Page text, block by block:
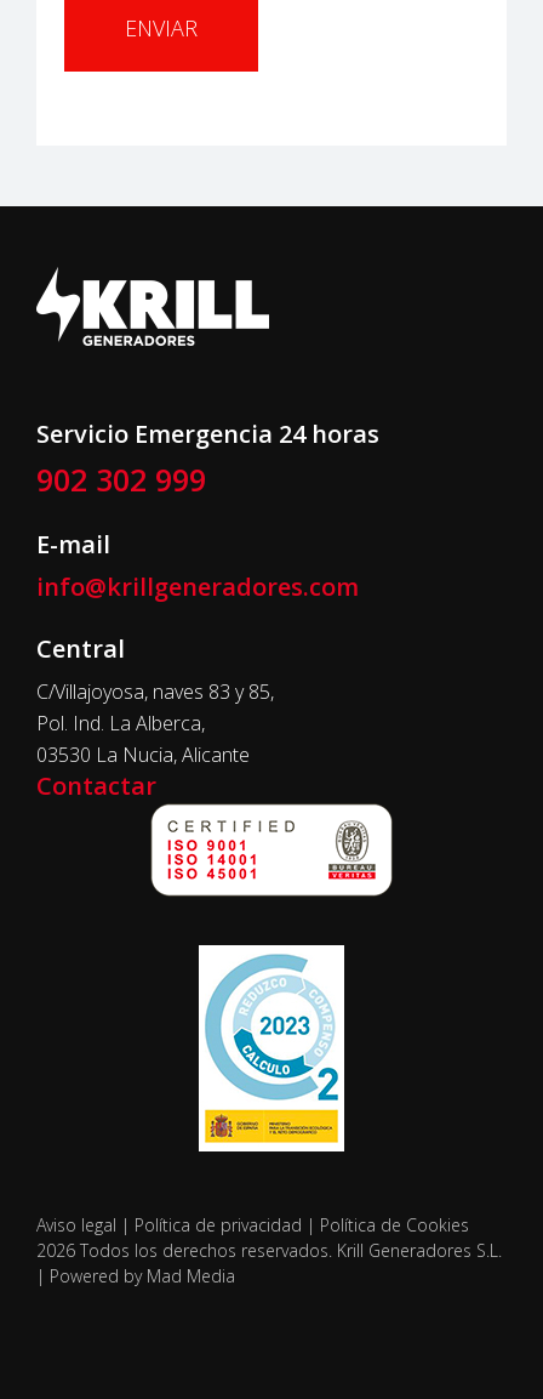
Servicio Emergencia 24 horas
902 302 999
E-mail
info@krillgeneradores.com
Central
C/Villajoyosa, naves 83 y 85,
Pol. Ind. La Alberca,
03530 La Nucia, Alicante
Contactar
Aviso legal | Política de privacidad | Política de Cookies
2026 Todos los derechos reservados. Krill Generadores S.L.
| Powered by Mad Media